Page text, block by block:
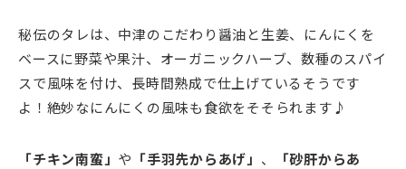
秘伝のタレは、中津のこだわり醤油と生姜、にんにくを
ベースに野菜や果汁、オーガニックハーブ、数種のスパイ
スで風味を付け、長時間熟成で仕上げているそうです
よ！絶妙なにんにくの風味も食欲をそそられます♪
「チキン南蛮」 や 「手羽先からあげ」 、
「砂肝からあ